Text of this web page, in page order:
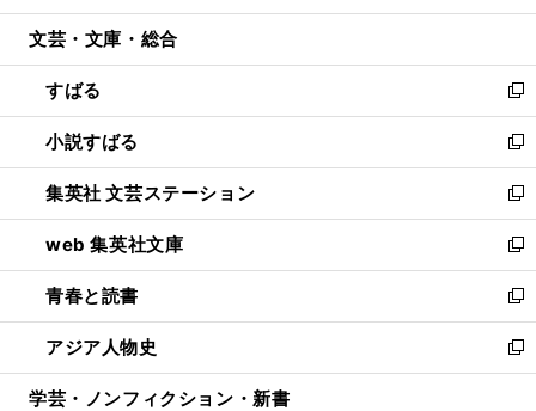
開
ウ
開
く
ン
ウ
で
開
く
ウ
ン
ド
ウ
で
開
く
文芸・文庫・総合
すばる
新
し
い
ウ
ィ
ン
ド
ウ
で
開
く
小説すばる
新
し
い
ウ
ィ
ン
ド
ウ
で
開
集英社 文芸ステーション
新
し
い
ウ
ィ
ン
ド
ウ
web 集英社文庫
新
し
い
ウ
ィ
ン
青春と読書
新
し
い
ウ
アジア人物史
新
し
学芸・ノンフィクション・新書